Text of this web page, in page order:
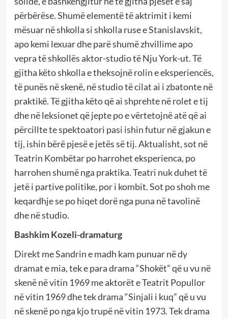
përbërëse. Shumë elementë të aktrimit i kemi
mësuar në shkolla si shkolla ruse e Stanislavskit,
apo kemi lexuar dhe parë shumë zhvillime apo
vepra të shkollës aktor-studio të Nju York-ut. Të
gjitha këto shkolla e theksojnë rolin e eksperiencës,
të punës në skenë, në studio të cilat ai i zbatonte në
praktikë. Të gjitha këto që ai shprehte në rolet e tij
dhe në leksionet që jepte po e vërtetojnë atë që ai
përcillte te spektoatori pasi ishin futur në gjakun e
tij, ishin bërë pjesë e jetës së tij. Aktualisht, sot në
Teatrin Kombëtar po harrohet eksperienca, po
harrohen shumë nga praktika. Teatri nuk duhet të
jetë i partive politike, por i kombit. Sot po shoh me
keqardhje se po hiqet dorë nga puna në tavolinë
dhe në studio.
Bashkim Kozeli-dramaturg
Direkt me Sandrin e madh kam punuar në dy
dramat e mia, tek e para drama “Shokët” që u vu në
skenë në vitin 1969 me aktorët e Teatrit Popullor
në vitin 1969 dhe tek drama “Sinjali i kuq” që u vu
në skenë po nga kjo trupë në vitin 1973. Tek drama